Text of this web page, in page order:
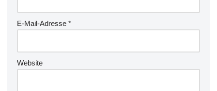
E-Mail-Adresse *
Website